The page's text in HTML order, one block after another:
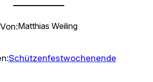
Von:Matthias Weiling
Schützenfestwochenende